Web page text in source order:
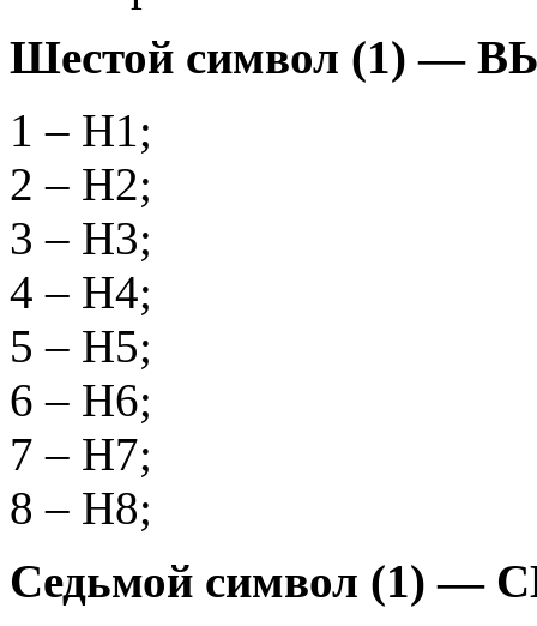
Шестой символ (1)
1 – Н1;
2 – Н2;
3 – Н3;
4 – Н4;
5 – Н5;
6 – Н6;
7 – Н7;
8 – Н8;
Седьмой символ (1)